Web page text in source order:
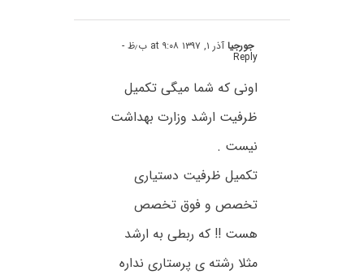
جورجیاآذر ۱, ۱۳۹۷ at ۹:۰۸ ب٫ظ -
Reply
اونی که شما میگی تکمیل
ظرفیت ارشد وزارت بهداشت
نیست .
تکمیل ظرفیت دستیاری
تخصص و فوق تخصص
هست !! که ربطی به ارشد
مثلا رشته ی پرستاری نداره